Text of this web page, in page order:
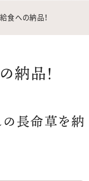
食への納品！
納品！
の長命草を納